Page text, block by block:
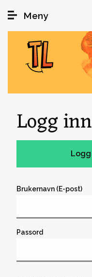
Meny
Logg inn
Brukernavn (E-post)
Passord